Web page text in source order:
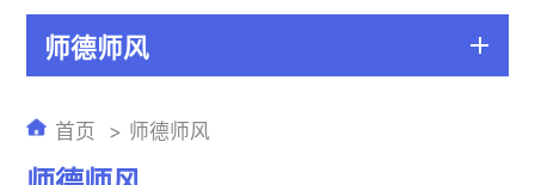
师德师风
首页 师德师风